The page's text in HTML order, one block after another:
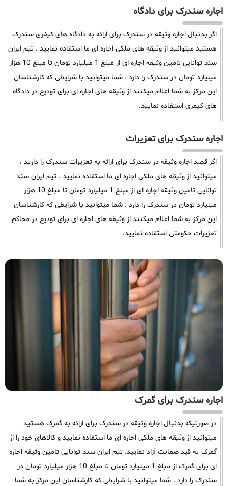
اجاره سندرک برای دادگاه
اگر بدنبال اجاره وثیقه در سندرک برای ارائه به دادگاه های کیفری سندرک
هستید میتوانید از وثیقه های ملکی اجاره ای ما استفاده نمایید . تیم ایران
سند توانایی تامین وثیقه اجاره ای از مبلغ 1 میلیارد تومان تا مبلغ 10 هزار
میلیارد تومان در سندرک را دارد . شما میتوانید با شرایطی که کارشناسان
این مرکز به شما اعلام میکنند از وثیقه های اجاره ای برای تودیع در دادگاه
های کیفری استفاده نمایید.
اجاره سندرک برای تعزیرات
اگر قصد اجاره وثیقه در سندرک برای ارائه به تعزیرات سندرک را دارید ،
میتوانید از وثیقه های ملکی اجاره ای ما استفاده نمایید . تیم ایران سند
توانایی تامین وثیقه اجاره ای از مبلغ 1 میلیارد تومان تا مبلغ 10 هزار
میلیارد تومان در سندرک را دارد . شما میتوانید با شرایطی که کارشناسان
این مرکز به شما اعلام میکنند از وثیقه های اجاره ای برای تودیع در محاکم
تعزیرات حکومتی استفاده نمایید.
اجاره سندرک برای گمرک
در صورتیکه بدنبال اجاره وثیقه در سندرک برای ارائه به گمرک هستید
میتوانید از وثیقه های ملکی اجاره ای ما استفاده نمایید و کالاهای خود را از
گمرک به قید ضمانت آزاد نمایید. تیم ایران سند توانایی تامین وثیقه اجاره
ای برای گمرک از مبلغ 1 میلیارد تومان تا مبلغ 10 هزار میلیارد تومان در
سندرک را دارد . شما میتوانید با شرایطی که کارشناسان این مرکز به شما